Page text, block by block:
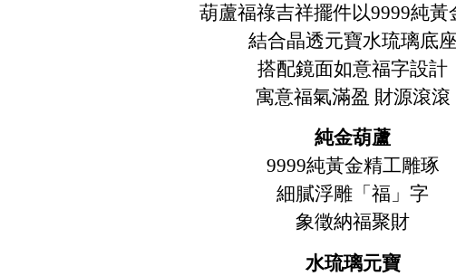
葫蘆福祿吉祥擺件以9999純黃
結合晶透元寶水琉璃底
搭配鏡面如意福字設計
寓意福氣滿盈 財源滾滾
純金葫蘆
9999純黃金精工雕琢
細膩浮雕「福」字
象徵納福聚財
水琉璃元寶